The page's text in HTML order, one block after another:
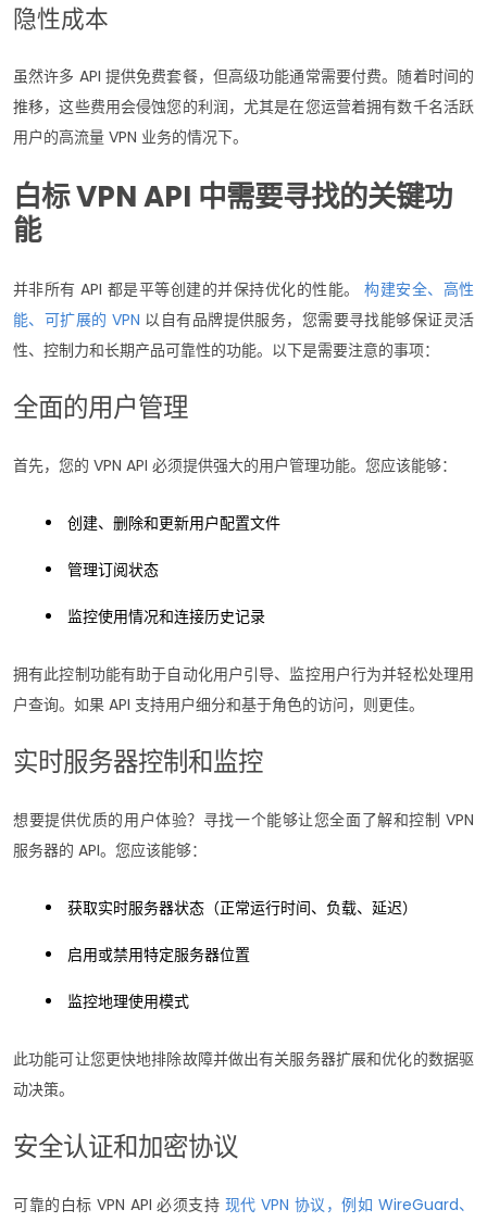
隐性成本
虽然许多 API 提供免费套餐，但高级功能通常需要付费。随着时间的
推移，这些费用会侵蚀您的利润，尤其是在您运营着拥有数千名活跃
用户的高流量 VPN 业务的情况下。
白标 VPN API 中需要寻找的关键功
能
并非所有 API 都是平等创建的并保持优化的性能。构建安全、高性
能、可扩展的 VPN 以自有品牌提供服务，您需要寻找能够保证灵活
性、控制力和长期产品可靠性的功能。以下是需要注意的事项：
全面的用户管理
首先，您的 VPN API 必须提供强大的用户管理功能。您应该能够：
创建、删除和更新用户配置文件
管理订阅状态
监控使用情况和连接历史记录
拥有此控制功能有助于自动化用户引导、监控用户行为并轻松处理用
户查询。如果 API 支持用户细分和基于角色的访问，则更佳。
实时服务器控制和监控
想要提供优质的用户体验？寻找一个能够让您全面了解和控制 VPN
服务器的 API。您应该能够：
获取实时服务器状态（正常运行时间、负载、延迟）
启用或禁用特定服务器位置
监控地理使用模式
此功能可让您更快地排除故障并做出有关服务器扩展和优化的数据驱
动决策。
安全认证和加密协议
可靠的白标 VPN API 必须支持 现代 VPN 协议，例如 WireGuard、